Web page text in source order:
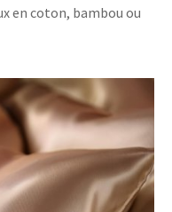
en coton, bambou ou